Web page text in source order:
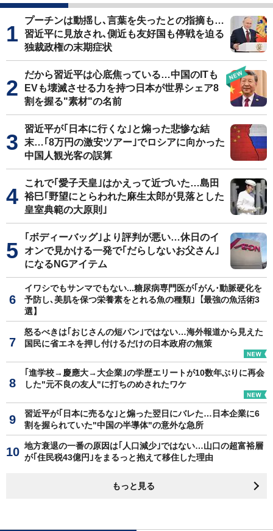
プーチンは動揺し､言葉を失ったとの指摘も…
習近平に見放され､側近も友好国も停戦を迫る
独裁政権の末期症状
だから習近平は心底焦っている…中国のITも
EVも壊滅させる力を持つ日本が世界シェア8
割を握る"素材"の名前
習近平が｢日本に行くな｣と煽った悲惨な結
末…｢8万円の激安ツアー｣でロシアに向かった
中国人観光客の誤算
これで｢愛子天皇｣はかえって近づいた…島田
裕巳｢野望にとらわれた麻生太郎が見落とした
皇室典範の大原則｣
｢ボディーバッグ｣より評判が悪い…休日のイ
オンで見かける一発で｢だらしないお父さん｣
になるNGアイテム
イワシでもサンマでもない...糖尿病専門医が｢がん･動脈硬化を
予防し､美肌を保つ栄養素をとれる魚の種類｣【最強の魚活術3
選】
怒るべきは｢おじさんの短パン｣ではない…海外報道から見えた
国民に省エネを押し付けるだけの日本政府の無策
｢進学校→慶應大→大企業｣の学歴エリートが10数年ぶりに再会
した"元不良の友人"に打ちのめされたワケ
習近平が｢日本に売るな｣と煽った翌日にバレた…日本企業に6
割を握られていた"中国の半導体"の意外な急所
地方衰退の一番の原因は｢人口減少｣ではない…山口の超富裕層
が｢住民税43億円｣をまるっと抱えて移住した理由
もっと見る